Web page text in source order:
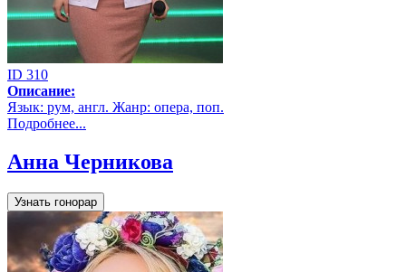
ID 310
Описание:
Язык: рум, англ. Жанр: опера, поп.
Подробнее...
Анна Черникова
Узнать гонорар